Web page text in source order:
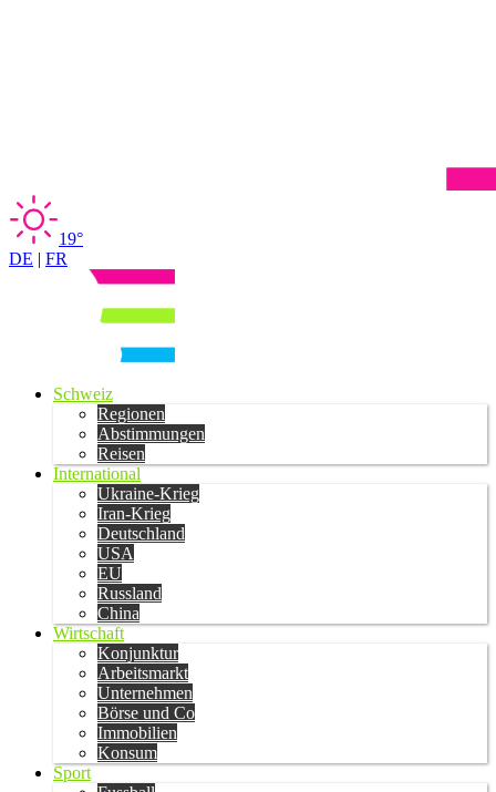
19°
DE | FR
Schweiz
Regionen
Abstimmungen
Reisen
International
Ukraine-Krieg
Iran-Krieg
Deutschland
USA
EU
Russland
China
Wirtschaft
Konjunktur
Arbeitsmarkt
Unternehmen
Börse und Co
Immobilien
Konsum
Sport